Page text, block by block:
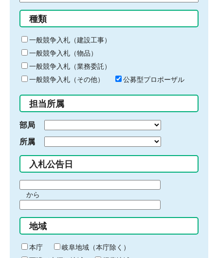
る
キ
ー
ワ
ー
ド
入
力
種類
一般競争入札（建設工事）
一般競争入札（物品）
一般競争入札（業務委託）
一般競争入札（その他）
公募型プロポーザル
担当所属
部局
所属
入札公告日
間
始
り
から
間
終
わ
地域
本庁
岐阜地域（本庁除く）